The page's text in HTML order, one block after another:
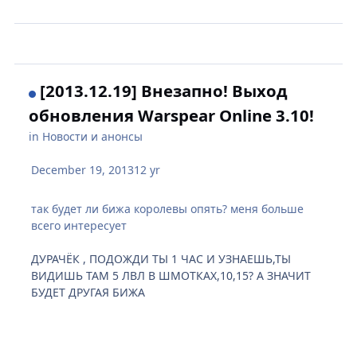
[2013.12.19] Внезапно! Выход
обновления Warspear Online 3.10!
in Новости и анонсы
December 19, 201312 yr
так будет ли бижа королевы опять? меня больше
всего интересует
ДУРАЧЁК , ПОДОЖДИ ТЫ 1 ЧАС И УЗНАЕШЬ,ТЫ
ВИДИШЬ ТАМ 5 ЛВЛ В ШМОТКАХ,10,15? А ЗНАЧИТ
БУДЕТ ДРУГАЯ БИЖА